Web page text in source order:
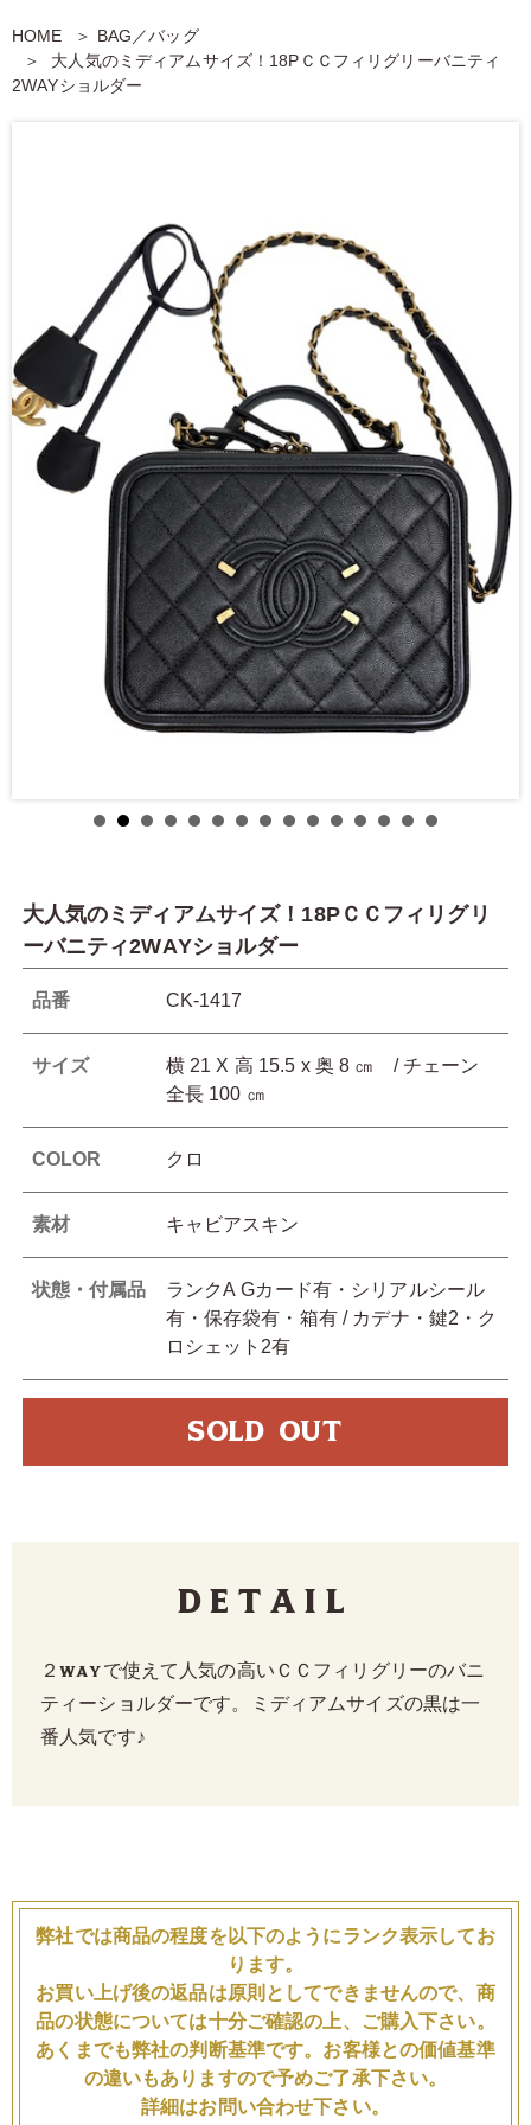
HOME
BAG／バッグ
大人気のミディアムサイズ！18PＣＣフィリグリーバニティ
2WAYショルダー
大人気のミディアムサイズ！18PＣＣフィリグリ
ーバニティ2WAYショルダー
品番 CK-1417
サイズ
横 21 X 高 15.5 x 奥 8 ㎝ / チェーン
全長 100 ㎝
COLOR クロ
素材 キャビアスキン
状態・付属品
ランクA Gカード有・シリアルシール
有・保存袋有・箱有 / カデナ・鍵2・ク
ロシェット2有
SOLD OUT
Detail
２WAYで使えて人気の高いＣＣフィリグリーのバニ
ティーショルダーです。ミディアムサイズの黒は一
番人気です♪
弊社では商品の程度を以下のようにランク表示してお
ります。
お買い上げ後の返品は原則としてできませんので、商
品の状態については十分ご確認の上、ご購入下さい。
あくまでも弊社の判断基準です。お客様との価値基準
の違いもありますので予めご了承下さい。
詳細はお問い合わせ下さい。